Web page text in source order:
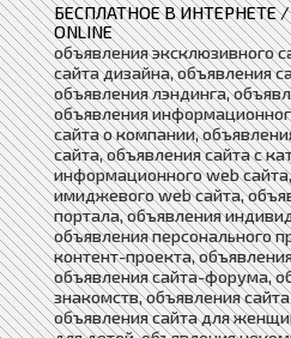
БЕСПЛАТНОЕ В ИНТЕРНЕТЕ /
ONLINE
объявления эксклюзивного
сайта дизайна, объявления
объявления лэндинга,
объявления
сайта о компании,
сайта, объявления сайта с
информационного web
имиджевого web сайта,
портала, объявления
объявления персонального
контент-проекта,
объявления сайта-форума,
знакомств, объявления
объявления сайта для